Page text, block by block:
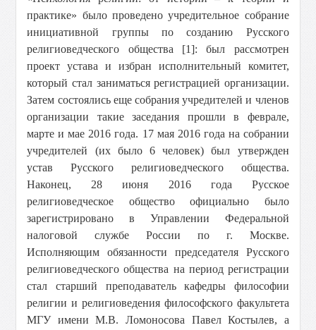
практике» было проведено учредительное собрание
инициативной группы по созданию Русского
религиоведческого общества [1]: был рассмотрен
проект устава и избран исполнительный комитет,
который стал заниматься регистрацией организации.
Затем состоялись еще собрания учредителей и членов
организации такие заседания прошли в феврале,
марте и мае 2016 года. 17 мая 2016 года на собрании
учредителей (их было 6 человек) был утвержден
устав Русского религиоведческого общества.
Наконец, 28 июня 2016 года Русское
религиоведческое общество официально было
зарегистрировано в Управлении Федеральной
налоговой службе России по г. Москве.
Исполняющим обязанности председателя Русского
религиоведческого общества на период регистрации
стал старший преподаватель кафедры философии
религии и религиоведения философского факультета
МГУ имени М.В. Ломоносова Павел Костылев, а